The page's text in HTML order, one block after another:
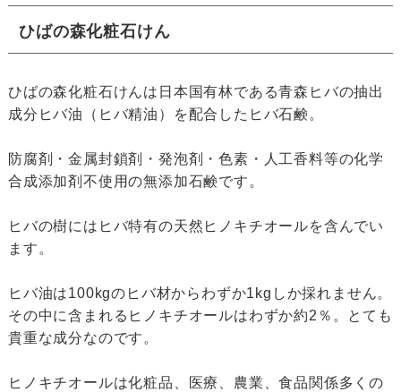
ひばの森化粧石けん
ひばの森化粧石けんは日本国有林である青森ヒバの抽出
成分ヒバ油（ヒバ精油）を配合したヒバ石鹸。
防腐剤・金属封鎖剤・発泡剤・色素・人工香料等の化学
合成添加剤不使用の無添加石鹸です。
ヒバの樹にはヒバ特有の天然ヒノキチオールを含んでい
ます。
ヒバ油は100kgのヒバ材からわずか1kgしか採れません。
その中に含まれるヒノキチオールはわずか約2％。とても
貴重な成分なのです。
ヒノキチオールは化粧品、医療、農業、食品関係多くの